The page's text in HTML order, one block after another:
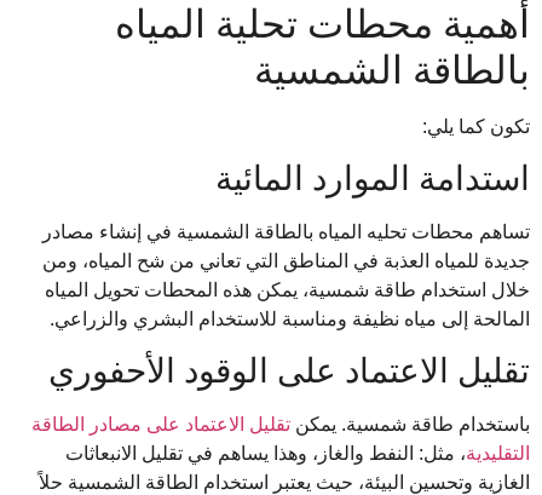
أهمية محطات تحلية المياه
بالطاقة الشمسية
تكون كما يلي:
استدامة الموارد المائية
تساهم محطات تحليه المياه بالطاقة الشمسية في إنشاء مصادر
جديدة للمياه العذبة في المناطق التي تعاني من شح المياه، ومن
خلال استخدام طاقة شمسية، يمكن هذه المحطات تحويل المياه
المالحة إلى مياه نظيفة ومناسبة للاستخدام البشري والزراعي.
تقليل الاعتماد على الوقود الأحفوري
باستخدام طاقة شمسية. يمكن تقليل الاعتماد على مصادر الطاقة
التقليدية، مثل: النفط والغاز، وهذا يساهم في تقليل الانبعاثات
الغازية وتحسين البيئة، حيث يعتبر استخدام الطاقة الشمسية حلاً